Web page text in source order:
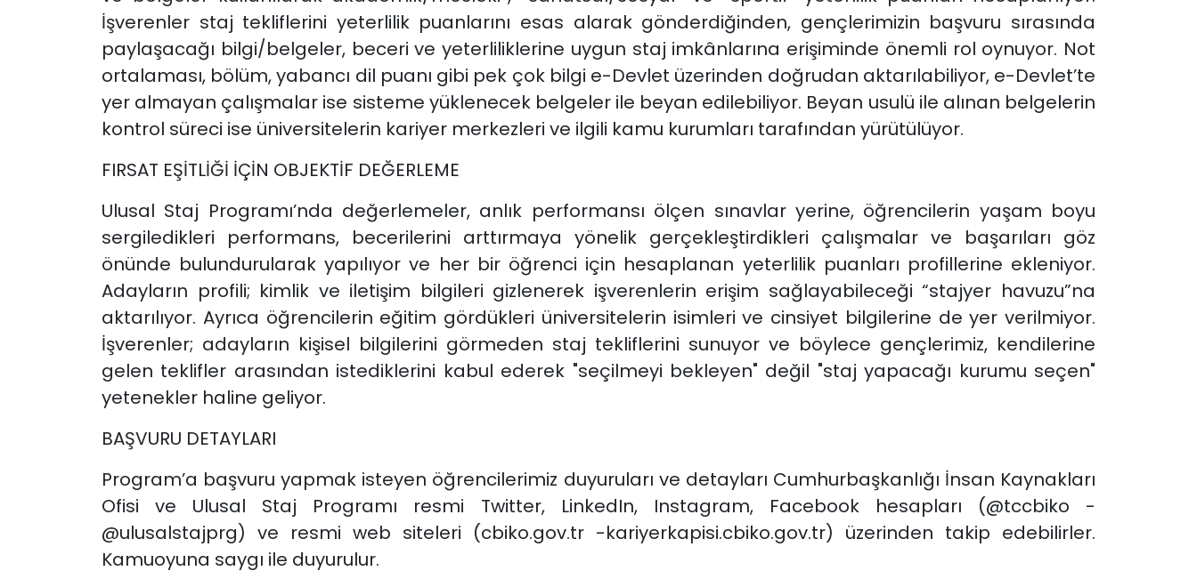
İşverenler staj tekliflerini yeterlilik puanlarını esas alarak gönderdiğinden, gençlerimizin başvuru sırasında
paylaşacağı bilgi/belgeler, beceri ve yeterliliklerine uygun staj imkânlarına erişiminde önemli rol oynuyor. Not
ortalaması, bölüm, yabancı dil puanı gibi pek çok bilgi e-Devlet üzerinden doğrudan aktarılabiliyor, e-Devlet’te
yer almayan çalışmalar ise sisteme yüklenecek belgeler ile beyan edilebiliyor. Beyan usulü ile alınan belgelerin
kontrol süreci ise üniversitelerin kariyer merkezleri ve ilgili kamu kurumları tarafından yürütülüyor.
FIRSAT EŞİTLİĞİ İÇİN OBJEKTİF DEĞERLEME
Ulusal Staj Programı’nda değerlemeler, anlık performansı ölçen sınavlar yerine, öğrencilerin yaşam boyu
sergiledikleri performans, becerilerini arttırmaya yönelik gerçekleştirdikleri çalışmalar ve başarıları göz
önünde bulundurularak yapılıyor ve her bir öğrenci için hesaplanan yeterlilik puanları profillerine ekleniyor.
Adayların profili; kimlik ve iletişim bilgileri gizlenerek işverenlerin erişim sağlayabileceği “stajyer havuzu”na
aktarılıyor. Ayrıca öğrencilerin eğitim gördükleri üniversitelerin isimleri ve cinsiyet bilgilerine de yer verilmiyor.
İşverenler; adayların kişisel bilgilerini görmeden staj tekliflerini sunuyor ve böylece gençlerimiz, kendilerine
gelen teklifler arasından istediklerini kabul ederek "seçilmeyi bekleyen" değil "staj yapacağı kurumu seçen"
yetenekler haline geliyor.
BAŞVURU DETAYLARI
Program’a başvuru yapmak isteyen öğrencilerimiz duyuruları ve detayları Cumhurbaşkanlığı İnsan Kaynakları
Ofisi ve Ulusal Staj Programı resmi Twitter, LinkedIn, Instagram, Facebook hesapları (@tccbiko -
@ulusalstajprg) ve resmi web siteleri (cbiko.gov.tr -kariyerkapisi.cbiko.gov.tr) üzerinden takip edebilirler.
Kamuoyuna saygı ile duyurulur.